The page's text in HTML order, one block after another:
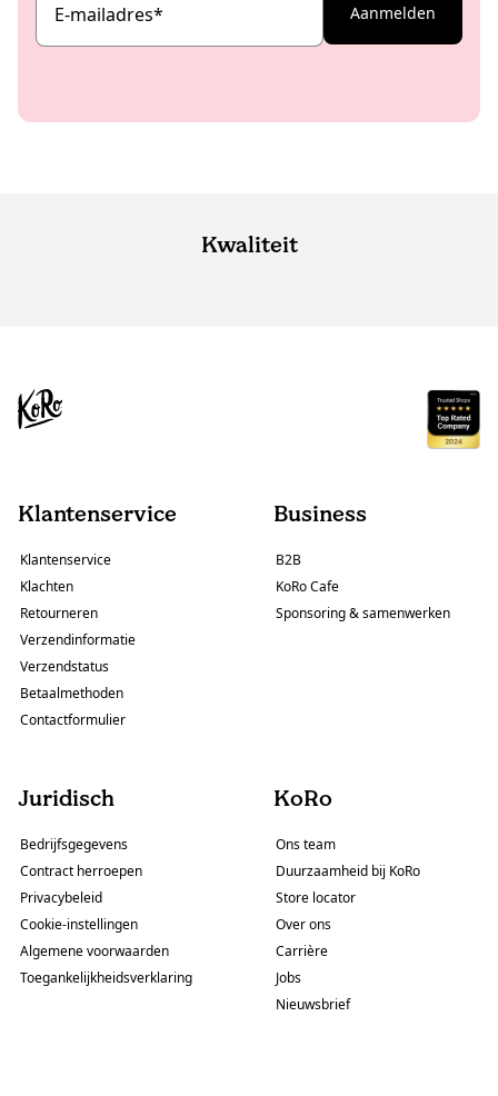
E-mailadres* Aanmelden
Kwaliteit
Klantenservice
Klantenservice
Klachten
Retourneren
Verzendinformatie
Verzendstatus
Betaalmethoden
Contactformulier
Business
B2B
KoRo Cafe
Sponsoring & samenwerken
Juridisch
Bedrijfsgegevens
Contract herroepen
Privacybeleid
Cookie-instellingen
Algemene voorwaarden
Toegankelijkheidsverklaring
KoRo
Ons team
Duurzaamheid bij KoRo
Store locator
Over ons
Carrière
Jobs
Nieuwsbrief